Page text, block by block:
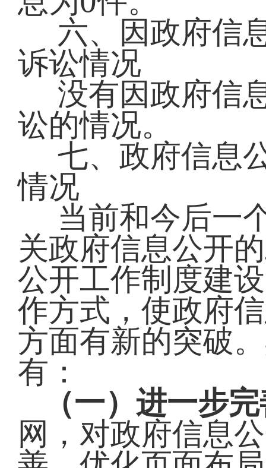
六、因政府信
诉讼情况
没有因政府信
讼的情况。
七、政府信息
情况
当前和今后一
关政府信息公开
公开工作制度建
作方式，使政府
方面有新的突破
有：
（一）进一步
网，对政府信息